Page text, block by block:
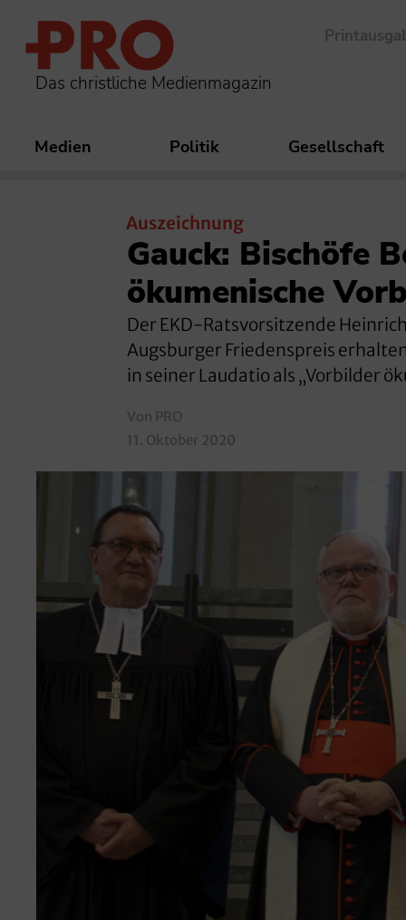
Das christliche Medienmagazin
Medien Politik Gesellschaft
Auszeichnung
Gauck: Bischöfe
ökumenische
Der EKD-Ratsvorsitzende
Augsburger Friedenspreis
in seiner Laudatio als „Vorbilder
Von PRO
11. Oktober 2020